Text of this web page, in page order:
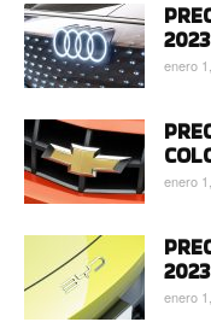
2023
enero
enero
2023
enero